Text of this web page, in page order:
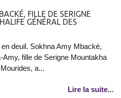
FILLE DE SERIGNE
GÉNÉRAL DES
deuil. Sokhna Amy Mbacké,
fille de Serigne Mountakha
a...
Lire la suite...